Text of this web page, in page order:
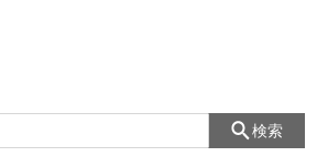
検索